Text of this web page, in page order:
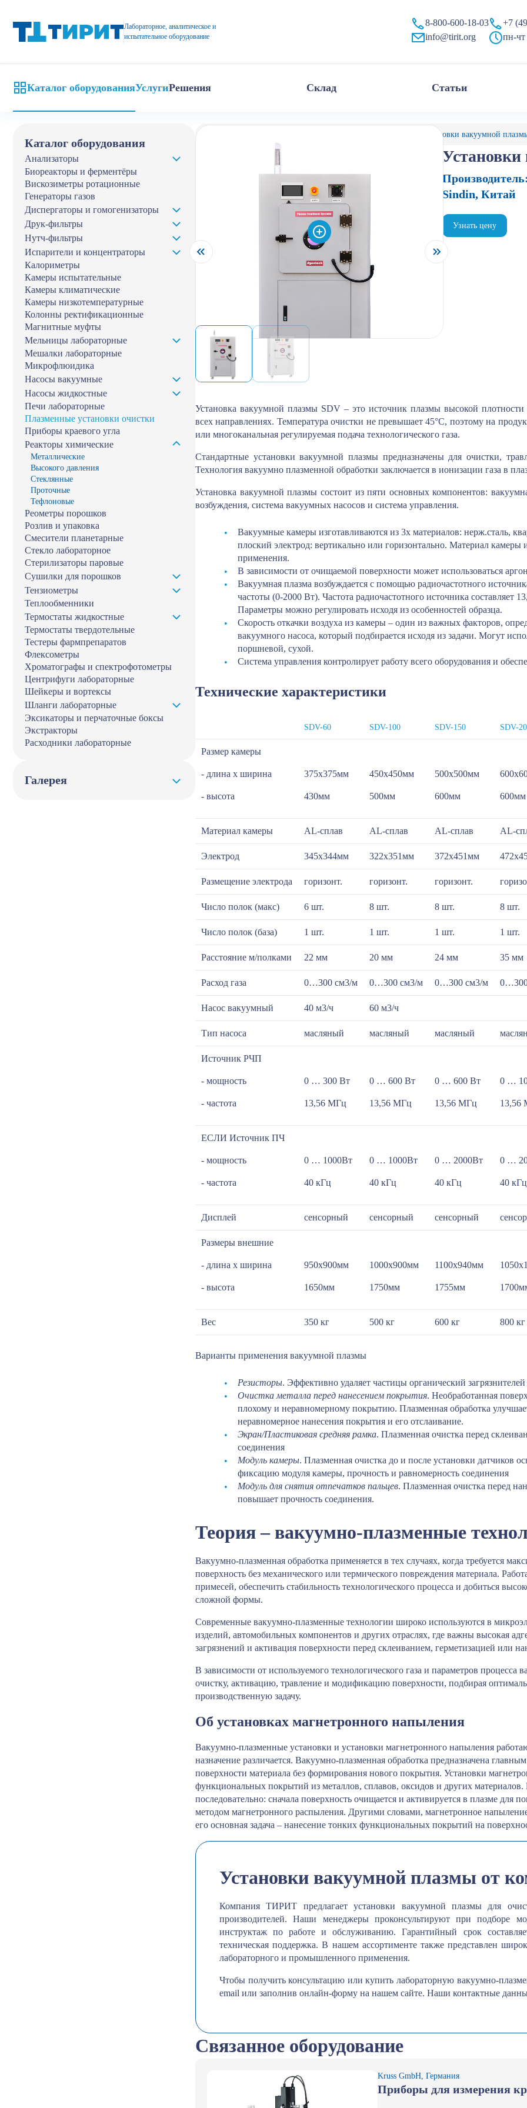
Лабораторное, аналитическое и
испытательное оборудование
8-800-600-18-03
info@tirit.org
+7
пн-чт
Каталог оборудованияУслугиРешения Склад Статьи
Каталог оборудования
Анализаторы
Биореакторы и ферментёры
Вискозиметры ротационные
Генераторы газов
Диспергаторы и гомогенизаторы
Друк-фильтры
Нутч-фильтры
Испарители и концентраторы
Калориметры
Камеры испытательные
Камеры климатические
Камеры низкотемпературные
Колонны ректификационные
Магнитные муфты
Мельницы лабораторные
Мешалки лабораторные
Микрофлюидика
Насосы вакуумные
Насосы жидкостные
Печи лабораторные
Плазменные установки очистки
Приборы краевого угла
Реакторы химические
Металлические
Высокого давления
Стеклянные
Проточные
Тефлоновые
Реометры порошков
Розлив и упаковка
Смесители планетарные
Стекло лабораторное
Стерилизаторы паровые
Сушилки для порошков
Тензиометры
Теплообменники
Термостаты жидкостные
Термостаты твердотельные
Тестеры фармпрепаратов
Флексометры
Хроматографы и спектрофотометры
Центрифуги лабораторные
Шейкеры и вортексы
Шланги лабораторные
Эксикаторы и перчаточные боксы
Экстракторы
Расходники лабораторные
Галерея
Установки вакуумной
Производитель:
Sindin, Китай
Узнать цену
Установка вакуумной плазмы SDV – это источник плазмы высокой
всех направлениях. Температура очистки не превышает 45°С, поэтому на
или многоканальная регулируемая подача технологического газа.
Стандартные установки вакуумной плазмы предназначены для очистки,
Технология вакуумно плазменной обработки заключается в ионизации газа в
Установка вакуумной плазмы состоит из пяти основных компонентов:
возбуждения, система вакуумных насосов и система управления.
Вакуумные камеры изготавливаются из 3х материалов: нерж.сталь,
плоский электрод: вертикально или горизонтально. Материал
применения.
В зависимости от очищаемой поверхности может использоваться
Вакуумная плазма возбуждается с помощью радиочастотного
частоты (0-2000 Вт). Частота радиочастотного источника
Параметры можно регулировать исходя из особенностей образца.
Скорость откачки воздуха из камеры – один из важных факторов,
вакуумного насоса, который подбирается исходя из задачи. Могут
поршневой, сухой.
Система управления контролирует работу всего оборудования и
Технические характеристики
SDV-60 SDV-100 SDV-150 SDV-
Размер камеры
- длина х ширина
- высота
375х375мм
430мм
450х450мм
500мм
500х500мм
600мм 600мм
Материал камеры AL-сплав AL-сплав AL-сплав AL-
Электрод 345х344мм 322х351мм 372х451мм
Размещение электрода горизонт. горизонт. горизонт.
Число полок (макс) 6 шт. 8 шт. 8 шт. 8 шт.
Число полок (база) 1 шт. 1 шт. 1 шт. 1 шт.
Расстояние м/полками 22 мм 20 мм 24 мм 35 мм
Расход газа 0…300 см3/м 0…300 см3/м 0…300 см3/м
Насос вакуумный 40 м3/ч 60 м3/ч
Тип насоса масляный масляный масляный
Источник РЧП
- мощность
- частота
0 … 300 Вт
13,56 МГц
0 … 600 Вт
13,56 МГц
0 … 600 Вт
13,56 МГц
0 …
13,56
ЕСЛИ Источник ПЧ
- мощность
- частота
0 … 1000Вт
40 кГц
0 … 1000Вт
40 кГц
0 … 2000Вт
40 кГц
0 …
40 кГц
Дисплей сенсорный сенсорный сенсорный
Размеры внешние
- длина х ширина
- высота
950х900мм
1650мм
1000x900мм
1750мм
1100х940мм
1755мм
Вес 350 кг 500 кг 600 кг 800 кг
Варианты применения вакуумной плазмы
Резисторы. Эффективно удаляет частицы органический
Очистка металла перед нанесением покрытия. Необработанная
плохому и неравномерному покрытию. Плазменная обработка
неравномерное нанесения покрытия и его отслаивание.
Экран/Пластиковая средняя рамка. Плазменная очистка перед
соединения
Модуль камеры. Плазменная очистка до и после установки датчиков
фиксацию модуля камеры, прочность и равномерность соединения
Модуль для снятия отпечатков пальцев. Плазменная очистка перед
повышает прочность соединения.
Теория – вакуумно-плазменные
Вакуумно-плазменная обработка применяется в тех случаях, когда требуется
поверхность без механического или термического повреждения материала.
примесей, обеспечить стабильность технологического процесса и добиться
сложной формы.
Современные вакуумно-плазменные технологии широко используются в
изделий, автомобильных компонентов и других отраслях, где важны высокая
загрязнений и активация поверхности перед склеиванием, герметизацией или
В зависимости от используемого технологического газа и параметров
очистку, активацию, травление и модификацию поверхности, подбирая
производственную задачу.
Об установках магнетронного напыления
Вакуумно-плазменные установки и установки магнетронного напыления
назначение различается. Вакуумно-плазменная обработка предназначена
поверхности материала без формирования нового покрытия. Установки
функциональных покрытий из металлов, сплавов, оксидов и других
последовательно: сначала поверхность очищается и активируется в плазме для
методом магнетронного распыления. Другими словами, магнетронное
его основная задача – нанесение тонких функциональных покрытий на
Установки вакуумной плазмы от
Компания ТИРИТ предлагает установки вакуумной плазмы для
производителей. Наши менеджеры проконсультируют при подборе
инструктаж по работе и обслуживанию. Гарантийный срок
техническая поддержка. В нашем ассортименте также представлен
лабораторного и промышленного применения.
Чтобы получить консультацию или купить лабораторную вакуумно-
email или заполнив онлайн-форму на нашем сайте. Наши контактные
Связанное оборудование
Kruss GmbH, Германия
Приборы для измерения